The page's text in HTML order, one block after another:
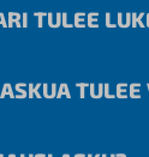
TULEE
TULEE